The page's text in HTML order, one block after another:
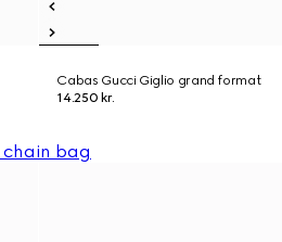
Cabas Gucci Giglio grand format
14.250 kr.